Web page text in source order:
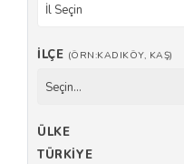
İl Seçin
İLÇE (ÖRN:KADIKÖY, KAŞ)
Seçin...
ÜLKE
TÜRKIYE